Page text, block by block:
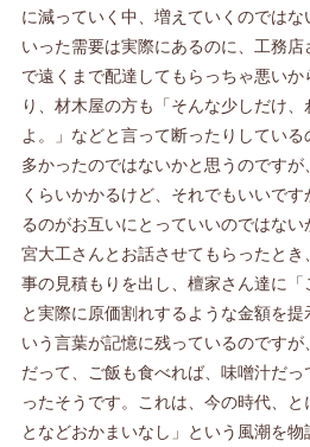
に減っていく中、増えていくのでは
いった需要は実際にあるのに、工務
で遠くまで配達してもらっちゃ悪い
り、材木屋の方も「そんな少しだけ
よ。」などと言って断ったりしてい
多かったのではないかと思うのです
くらいかかるけど、それでもいいで
るのがお互いにとっていいのではない
宮大工さんとお話させてもらったと
事の見積もりを出し、檀家さん達に「
と実際に原価割れするような金額を
いう言葉が記憶に残っているのです
だって、ご飯も食べれば、味噌汁だ
ったそうです。これは、今の時代、
となどおかまいなし」という風潮を